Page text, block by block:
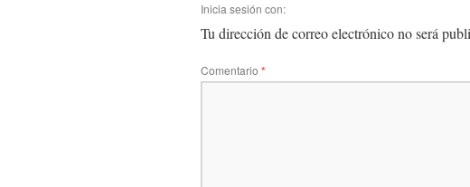
Inicia sesión con:
Tu dirección de correo electrónico no será
Comentario *